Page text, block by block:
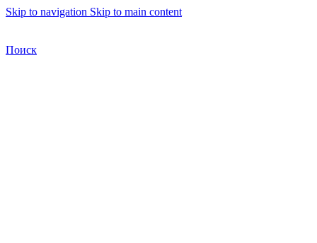
Skip to navigation Skip to main content
Поиск